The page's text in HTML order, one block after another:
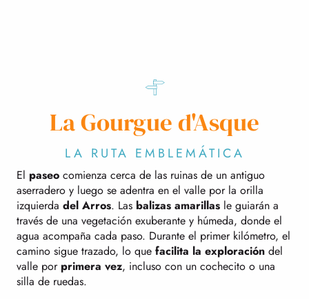
La Gourgue d'Asque
LA RUTA EMBLEMÁTICA
El paseo comienza cerca de las ruinas de un antiguo
aserradero y luego se adentra en el valle por la orilla
izquierda del Arros. Las balizas amarillas le guiarán a
través de una vegetación exuberante y húmeda, donde el
agua acompaña cada paso. Durante el primer kilómetro, el
camino sigue trazado, lo que facilita la exploración del
valle por primera vez, incluso con un cochecito o una
silla de ruedas.